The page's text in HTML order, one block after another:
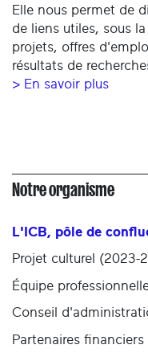
Elle nous permet de
de liens utiles, sous
projets, offres
résultats de
> En savoir plus
Notre organisme
L'ICB, pôle de
Projet culturel (2023-
Équipe
Conseil
Partenaires financiers